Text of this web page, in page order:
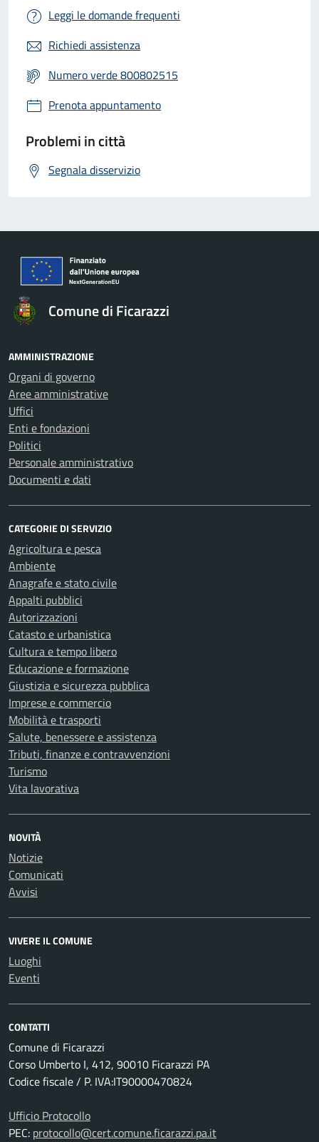
Leggi le domande frequenti
Richiedi assistenza
Numero verde 800802515
Prenota appuntamento
Problemi in città
Segnala disservizio
Comune di Ficarazzi
AMMINISTRAZIONE
Organi di governo
Aree amministrative
Uffici
Enti e fondazioni
Politici
Personale amministrativo
Documenti e dati
CATEGORIE DI SERVIZIO
Agricoltura e pesca
Ambiente
Anagrafe e stato civile
Appalti pubblici
Autorizzazioni
Catasto e urbanistica
Cultura e tempo libero
Educazione e formazione
Giustizia e sicurezza pubblica
Imprese e commercio
Mobilità e trasporti
Salute, benessere e assistenza
Tributi, finanze e contravvenzioni
Turismo
Vita lavorativa
NOVITÀ
Notizie
Comunicati
Avvisi
VIVERE IL COMUNE
Luoghi
Eventi
CONTATTI
Comune di Ficarazzi
Corso Umberto I, 412, 90010 Ficarazzi PA
Codice fiscale / P. IVA:IT90000470824
Ufficio Protocollo
PEC: protocollo@cert.comune.ficarazzi.pa.it